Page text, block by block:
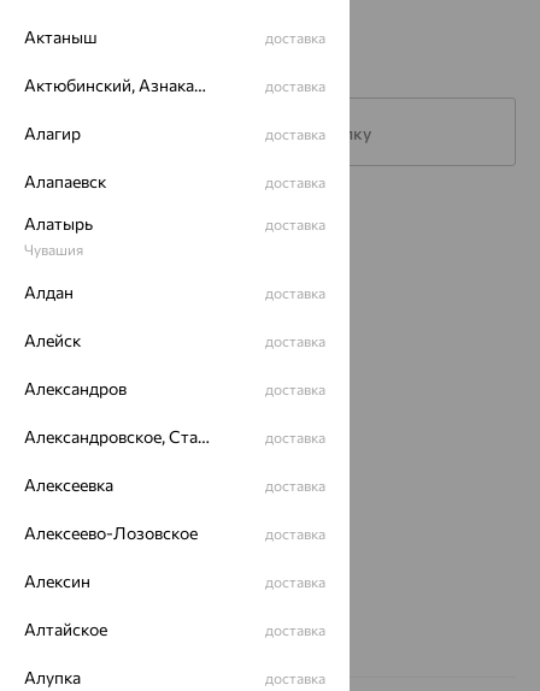
Подписаться на рассылку
Каталог
Акции
Покупателям
О нас
Магазины и доставкаг. Липецк
еще 3
Другие города
Заказать звонок
Актаныш доставка
Актюбинский, Азнакаевский район доставка
Алагир доставка
Алапаевск доставка
Алатырь
Чувашия
доставка
Алдан доставка
Алейск доставка
Александров доставка
Александровское, Ставропольский край доставка
Алексеевка доставка
Алексеево-Лозовское доставка
Алексин доставка
Алтайское доставка
Алупка доставка